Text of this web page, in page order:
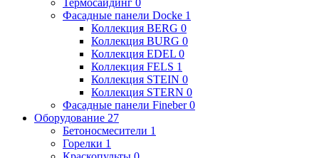
Термосайдинг 0
Фасадные панели Docke 1
Коллекция BERG 0
Коллекция BURG 0
Коллекция EDEL 0
Коллекция FELS 1
Коллекция STEIN 0
Коллекция STERN 0
Фасадные панели Fineber0
Оборудование 27
Бетоносмесители 1
Горелки 1